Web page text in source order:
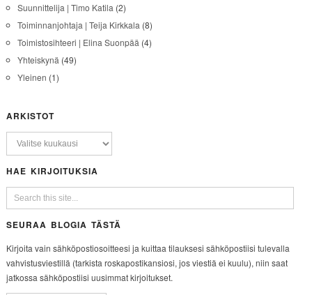
Suunnittelija | Timo Katila (2)
Toiminnanjohtaja | Teija Kirkkala (8)
Toimistosihteeri | Elina Suonpää (4)
Yhteiskynä (49)
Yleinen (1)
ARKISTOT
HAE KIRJOITUKSIA
SEURAA BLOGIA TÄSTÄ
Kirjoita vain sähköpostiosoitteesi ja kuittaa tilauksesi sähköpostiisi tulevalla
vahvistusviestillä (tarkista roskapostikansiosi, jos viestiä ei kuulu), niin saat
jatkossa sähköpostiisi uusimmat kirjoitukset.